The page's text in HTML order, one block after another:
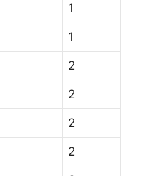
1
1
2
2
2
2